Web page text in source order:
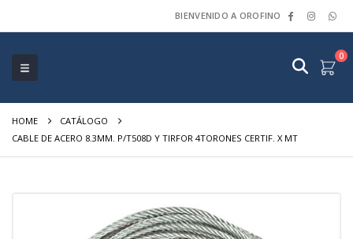
BIENVENIDO A OROFINO
0
HOME
CATÁLOGO
CABLE DE ACERO 8.3MM. P/T508D Y TIRFOR 4TORONES CERTIF. X MT